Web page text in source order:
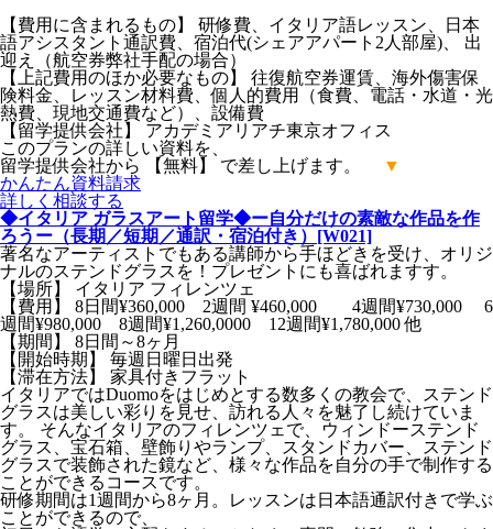
【費用に含まれるもの】 研修費、イタリア語レッスン、日本
語アシスタント通訳費、宿泊代(シェアアパート2人部屋)、 出
迎え（航空券弊社手配の場合）
【上記費用のほか必要なもの】 往復航空券運賃、海外傷害保
険料金、レッスン材料費、個人的費用（食費、電話・水道・光
熱費、現地交通費など）、設備費
【留学提供会社】 アカデミアリアチ東京オフィス
このプランの詳しい資料を、
留学提供会社から 【無料】 で差し上げます。
▼
かんたん資料請求
詳しく 相談する
◆イタリア ガラスアート留学◆ー自分だけの素敵な作品を作
ろうー（長期／短期／通訳・宿泊付き）[W021]
著名なアーティストでもある講師から手ほどきを受け、オリジ
ナルのステンドグラスを！プレゼントにも喜ばれますす。
【場所】 イタリア フィレンツェ
【費用】 8日間¥360,000 2週間 ¥460,000 4週間¥730,000 6
週間¥980,000 8週間¥1,260,0000 12週間¥1,780,000 他
【期間】 8日間～8ヶ月
【開始時期】 毎週日曜日出発
【滞在方法】 家具付きフラット
イタリアではDuomoをはじめとする数多くの教会で、ステンド
グラスは美しい彩りを見せ、訪れる人々を魅了し続けていま
す。 そんなイタリアのフィレンツェで、ウィンドーステンド
グラス、宝石箱、壁飾りやランプ、スタンドカバー、ステンド
グラスで装飾された鏡など、様々な作品を自分の手で制作する
ことができるコースです。
研修期間は1週間から8ヶ月。レッスンは日本語通訳付きで学ぶ
ことができるので、